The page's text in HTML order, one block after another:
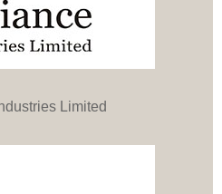
Limited